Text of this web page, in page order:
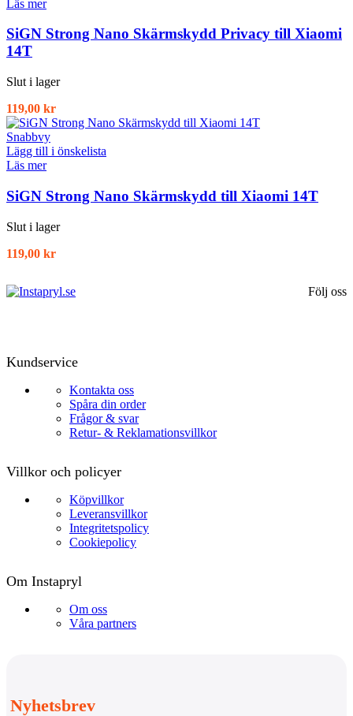
Läs mer
SiGN Strong Nano Skärmskydd Privacy till Xiaomi
14T
Slut i lager
119,00 kr
Snabbvy
Lägg till i önskelista
Läs mer
SiGN Strong Nano Skärmskydd till Xiaomi 14T
Slut i lager
119,00 kr
Följ oss
Kundservice
Kontakta oss
Spåra din order
Frågor & svar
Retur- & Reklamationsvillkor
Villkor och policyer
Köpvillkor
Leveransvillkor
Integritetspolicy
Cookiepolicy
Om Instapryl
Om oss
Våra partners
Nyhetsbrev